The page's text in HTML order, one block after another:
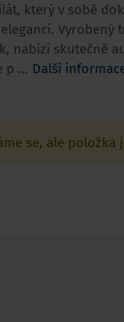
který v sobě
Vyrobený
nabízí skutečně
p ... Další
se, ale položka